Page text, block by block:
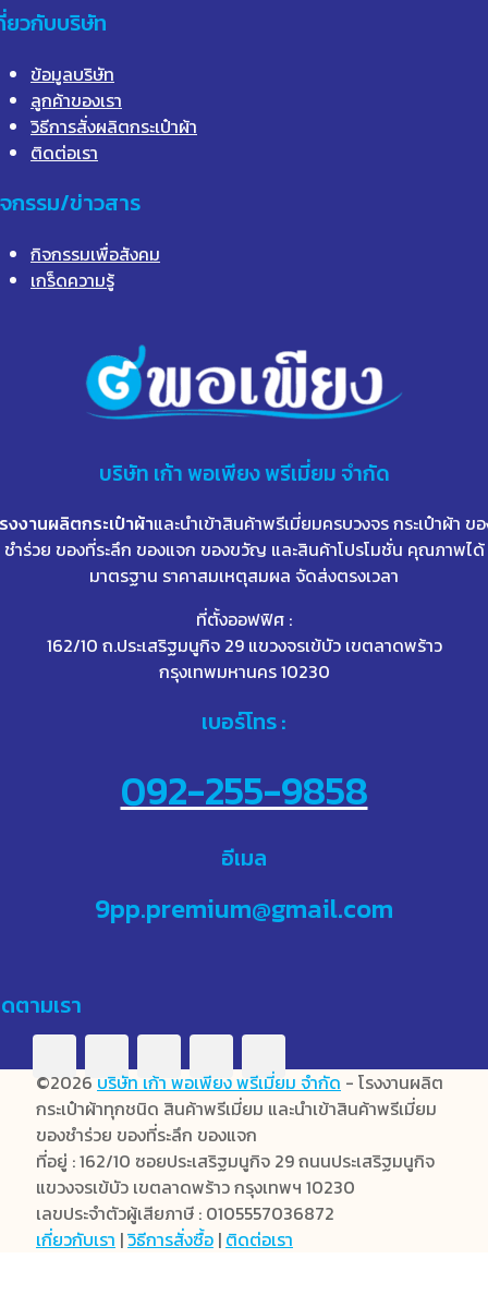
ยวกับบริษัท
ข้อมูลบริษัท
ลูกค้าของเรา
วิธีการสั่งผลิตกระเป๋าผ้า
ติดต่อเรา
กรรม/ข่าวสาร
กิจกรรมเพื่อสังคม
เกร็ดความรู้
บริษัท เก้าพอเพียง พรีเมี่ยม จำกัด
งงานผลิตกระเป๋าผ้าและนำเข้าสินค้าพรีเมี่ยมครบวงจร กระเป๋าผ้า ข
ชำร่วย ของที่ระลึก ของแจก ของขวัญ และสินค้าโปรโมชั่น คุณภาพได้
มาตรฐาน ราคาสมเหตุสมผล จัดส่งตรงเวลา
ที่ตั้งออฟฟิศ :
162/10 ถ.ประเสริฐมนูกิจ 29 แขวงจรเข้บัว เขตลาดพร้าว
กรุงเทพมหานคร 10230
เบอร์โทร :
092-255-9858
อีเมล
9pp.premium@gmail.com
ตามเรา
©2026 บริษัท เก้า พอเพียง พรีเมี่ยม จำกัด - โรงงานผลิต
กระเป๋าผ้าทุกชนิด สินค้าพรีเมี่ยม และนำเข้าสินค้าพรีเมี่ยม
ของชำร่วย ของที่ระลึก ของแจก
ที่อยู่ : 162/10 ซอยประเสริฐมนูกิจ 29 ถนนประเสริฐมนูกิจ
แขวงจรเข้บัว เขตลาดพร้าว กรุงเทพฯ 10230
เลขประจำตัวผู้เสียภาษี : 0105557036872
เกี่ยวกับเรา |วิธีการสั่งซื้อ | ติดต่อเรา